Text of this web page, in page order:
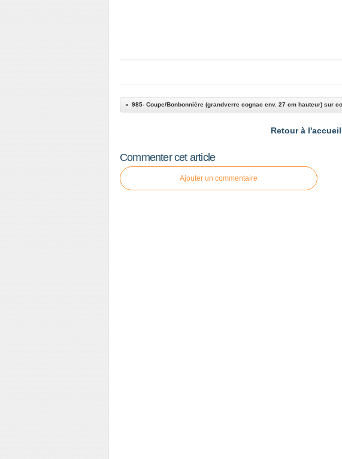
Retour à l'accueil
Commenter cet article
Ajouter un commentaire